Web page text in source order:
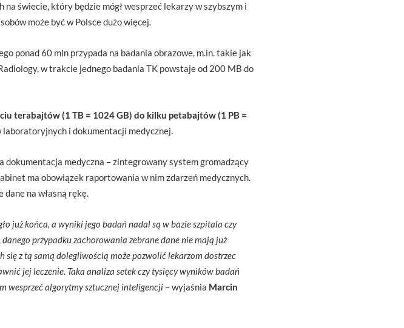
świecie, który będzie mógł wesprzeć lekarzy w szybszym i
może być w Polsce dużo więcej.
ponad 60 mln przypada na badania obrazowe, m.in. takie jak
w trakcie jednego badania TK powstaje od 200 MB do
terabajtów (1 TB = 1024 GB) do kilku petabajtów (1 PB =
i dokumentacji medycznej.
medyczna – zintegrowany system gromadzący
ma obowiązek raportowania w nim zdarzeń medycznych.
na własną rękę.
już końca, a wyniki jego badań nadal są w bazie szpitala czy
przypadku zachorowania zebrane dane nie mają już
z tą samą dolegliwością może pozwolić lekarzom dostrzec
jej leczenie. Taka analiza setek czy tysięcy wyników badań
wesprzeć algorytmy sztucznej inteligencji – wyjaśnia Marcin